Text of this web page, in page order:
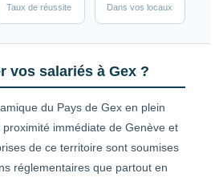
Taux de réussite Dans vos locaux
vos salariés à Gex ?
du Pays de Gex en plein
immédiate de Genève et
de ce territoire sont soumises
réglementaires que partout en